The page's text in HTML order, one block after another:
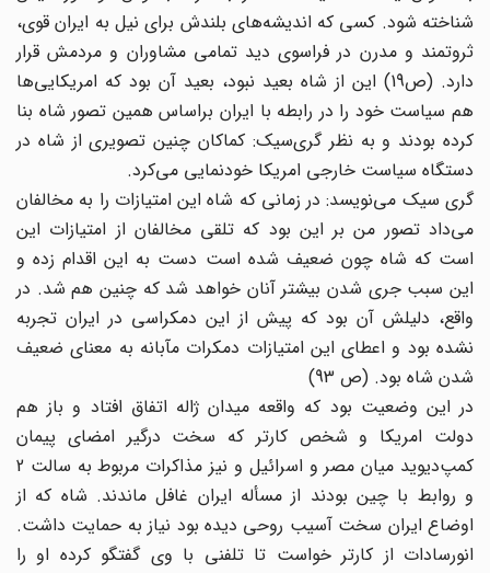
شناخته شود. کسی که اندیشه‌های بلندش برای نیل به ایران قوی،
ثروتمند و مدرن در فراسوی دید تمامی مشاوران و مردمش قرار
دارد. (ص19) این از شاه بعید نبود، بعید آن بود که امریکایی‌ها
هم سیاست خود را در رابطه با ایران براساس همین تصور شاه بنا
کرده بودند و به نظر گری‌سیک: کماکان چنین تصویری از شاه در
دستگاه سیاست خارجی امریکا خودنمایی می‌کرد.
گری سیک می‌نویسد: در زمانی که شاه این امتیازات را به مخالفان
می‌داد تصور من بر این بود که تلقی مخالفان از امتیازات این
است که شاه چون ضعیف شده است دست به این اقدام زده و
این سبب جری شدن بیشتر آنان خواهد شد که چنین هم شد. در
واقع، دلیلش آن بود که پیش از این دمکراسی در ایران تجربه
نشده بود و اعطای این امتیازات دمکرات مآبانه به معنای ضعیف
شدن شاه بود. (ص 93)
در این وضعیت بود که واقعه میدان ژاله اتفاق افتاد و باز هم
دولت امریکا و شخص کارتر که سخت درگیر امضای پیمان
کمپ‌دیوید میان مصر و اسرائیل و نیز مذاکرات مربوط به سالت 2
و روابط با چین بودند از مسأله ایران غافل ماندند. شاه که از
اوضاع ایران سخت آسیب روحی دیده بود نیاز به حمایت داشت.
انورسادات از کارتر خواست تا تلفنی با وی گفتگو کرده او را